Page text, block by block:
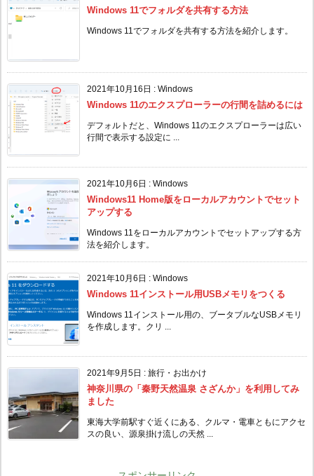
Windows 11でフォルダを共有する方法
Windows 11でフォルダを共有する方法を紹介します。
2021年10月16日 : Windows
Windows 11のエクスプローラーの行間を詰めるには
デフォルトだと、Windows 11のエクスプローラーは広い
行間で表示する設定に ...
2021年10月6日 : Windows
Windows11 Home版をローカルアカウントでセット
アップする
Windows 11をローカルアカウントでセットアップする方
法を紹介します。
2021年10月6日 : Windows
Windows 11インストール用USBメモリをつくる
Windows 11インストール用の、ブータブルなUSBメモリ
を作成します。クリ ...
2021年9月5日 : 旅行・お出かけ
神奈川県の「秦野天然温泉 さざんか」を利用してみ
ました
東海大学前駅すぐ近くにある、クルマ・電車ともにアクセ
スの良い、源泉掛け流しの天然 ...